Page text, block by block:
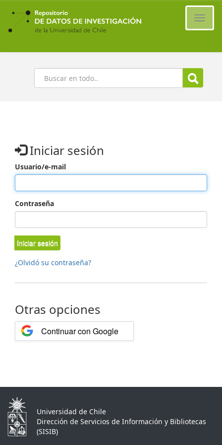
Ir
contenido
principal
Buscar
Iniciar sesión
Usuario/e-mail
Contraseña
Iniciar sesión
¿Olvidó su contraseña?
Otras opciones
Continuar con Google
Universidad de Chile
Dirección de Servicios de Información y Bibliotecas
(SISIB)